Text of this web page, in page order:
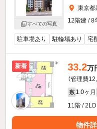
すべての写真
東京都
12階建 / 8
駐車場あり 駐輪場あり 宅
新着 33.2万
（管理費
敷 1.0ヶ月
11階 /
物件